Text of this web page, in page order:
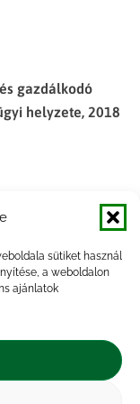
sütiket használ
a weboldalon
ajánlatok
gazdálkodó
helyzete, 2018
2003-
2001-